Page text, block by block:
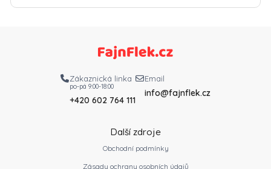
Zákaznická linka
po-pá 9:00-18:00
+420 602 764 111
Email
info@fajnflek.cz
Další zdroje
Obchodní podmínky
Zásady ochrany osobních údajů